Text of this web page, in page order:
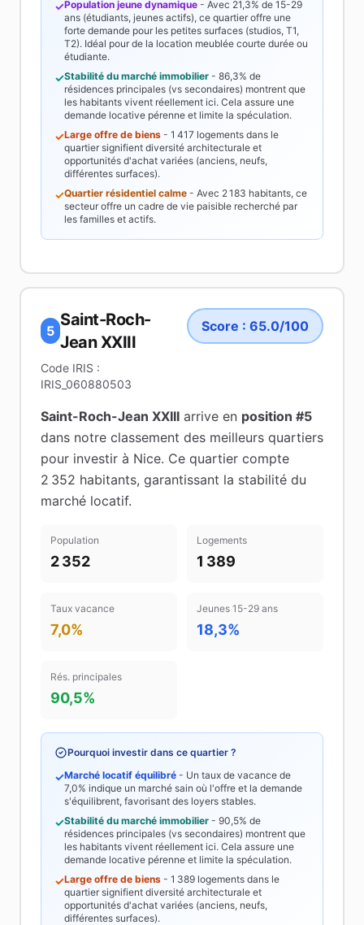
✓Population jeune dynamique - Avec 21,3% de 15-29
ans (étudiants, jeunes actifs), ce quartier offre une
forte demande pour les petites surfaces (studios, T1,
T2). Idéal pour de la location meublée courte durée ou
étudiante.
✓Stabilité du marché immobilier - 86,3% de
résidences principales (vs secondaires) montrent que
les habitants vivent réellement ici. Cela assure une
demande locative pérenne et limite la spéculation.
✓Large offre de biens - 1 417 logements dans le
quartier signifient diversité architecturale et
opportunités d'achat variées (anciens, neufs,
différentes surfaces).
✓Quartier résidentiel calme - Avec 2 183 habitants, ce
secteur offre un cadre de vie paisible recherché par
les familles et actifs.
5
Saint-Roch-
Jean XXIII
Code IRIS :
IRIS_060880503
Score : 65.0/100
Saint-Roch-Jean XXIII arrive en position #5
dans notre classement des meilleurs quartiers
pour investir à Nice. Ce quartier compte
2 352 habitants, garantissant la stabilité du
marché locatif.
Population
2 352
Logements
1 389
Taux vacance
7,0%
Jeunes 15-29 ans
18,3%
Rés. principales
90,5%
Pourquoi investir dans ce quartier ?
✓Marché locatif équilibré - Un taux de vacance de
7,0% indique un marché sain où l'offre et la demande
s'équilibrent, favorisant des loyers stables.
✓Stabilité du marché immobilier - 90,5% de
résidences principales (vs secondaires) montrent que
les habitants vivent réellement ici. Cela assure une
demande locative pérenne et limite la spéculation.
✓Large offre de biens - 1 389 logements dans le
quartier signifient diversité architecturale et
opportunités d'achat variées (anciens, neufs,
différentes surfaces).